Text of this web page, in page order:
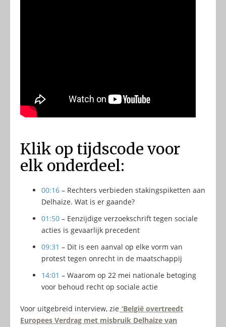
Klik op tijdscode voor
elk onderdeel:
00:16 – Rechters verbieden stakingspiketten aan
Delhaize. Wat is er gaande?
01:50 – Eenzijdige verzoekschrift tegen sociale
acties is gevaarlijk precedent
09:31 – Dit is een aanval op elke vorm van
protest tegen onrecht in de maatschappij
14:01 – Waarom op 22 mei nationale betoging
voor behoud recht op sociale actie
Voor uitgebreid interview, zie ‘België overtreedt
Europees Verdrag met misbruik Delhaize van